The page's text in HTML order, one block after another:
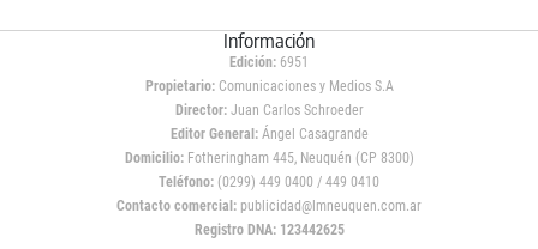
Información
Edición: 6951
Propietario:Comunicaciones y Medios S.A
Director: Juan Carlos Schroeder
Editor General:Ángel Casagrande
Domicilio:Fotheringham 445, Neuquén (CP 8300)
Teléfono: (0299) 449 0400 / 449 0410
Contacto comercial: publicidad@lmneuquen.com.ar
Registro DNA: 123442625